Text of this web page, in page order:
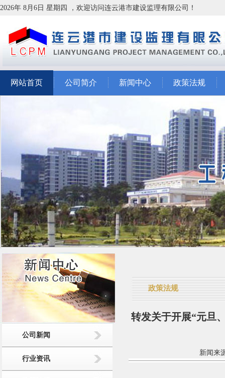
2026年 8月6日 星期四 ，欢迎访问连云港市建设监理有限公司！
网站首页 公司简介 新闻中心 政策法规
公司新闻
行业资讯
政策法规
转发关于开展“元旦
新闻来